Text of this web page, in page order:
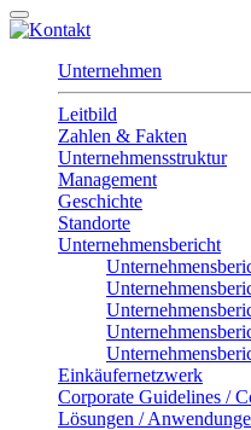
Unternehmen
Leitbild
Zahlen & Fakten
Unternehmensstruktur
Management
Geschichte
Standorte
Unternehmensbericht
Einkäufernetzwerk
Corporate Guidelines /
Lösungen /